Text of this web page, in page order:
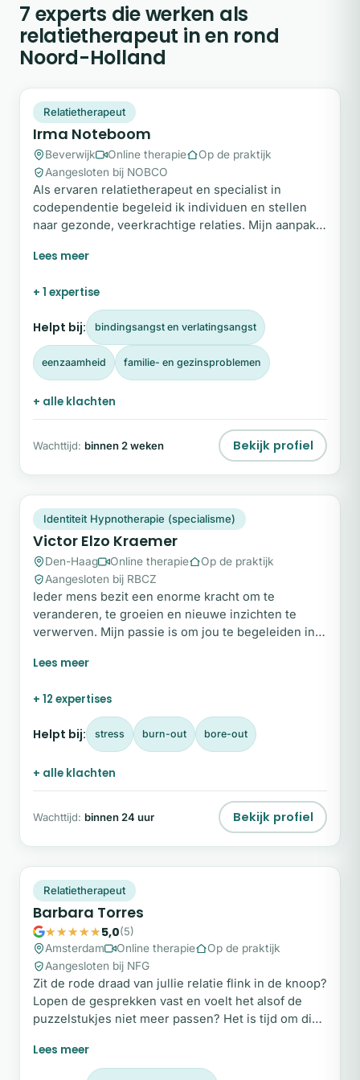
7 experts die werken als
relatietherapeut in en rond
Noord-Holland
Plek beschikbaar
Relatietherapeut
Irma Noteboom
Beverwijk Online therapie
Op de praktijk
Aangesloten bij NOBCO
Als ervaren relatietherapeut en specialist in
codependentie begeleid ik individuen en stellen
naar gezonde, veerkrachtige relaties. Mijn aanpak
is welkom en niets is vreemd. Met een stevige
opleidingen, praktijkervaring én eigen
levenslessen bied ik een veilige ruimte waarin
openheid en groei mogelijk zijn.
+ 1 expertise
Helpt bij: bindingsangst en verlatingsangst
eenzaamheid familie- en gezinsproblemen
+ alle klachten
Wachttijd: binnen 2 weken Bekijk profiel
VE
Snel beschikbaar
Identiteit Hypnotherapie (specialisme)
Victor Elzo Kraemer
Den-Haag Online therapie
Op de praktijk
Aangesloten bij RBCZ
Ieder mens bezit een enorme kracht om te
veranderen, te groeien en nieuwe inzichten te
verwerven. Mijn passie is om jou te begeleiden in
geven aan jouw leven en stappen durft te zetten
ik je kan helpen? Vul dan het contactformulier op
deze pagina in, en ik neem snel contact met je op!
Persoonlijk Mijn naam is Victor.
+ 12 expertises
Helpt bij: stress burn-out bore-out
+ alle klachten
Wachttijd: binnen 24 uur Bekijk profiel
Plek beschikbaar
Relatietherapeut
Barbara Torres
5,0(5)
Amsterdam
Online therapie
Op de praktijk
Aangesloten bij NFG
Zit de rode draad van jullie relatie flink in de knoop?
Lopen de gesprekken vast en voelt het alsof de
puzzelstukjes niet meer passen? Het is tijd om die
humor en zonder oordeel. Ik ben Barbara,
psychosociaal therapeut, gespecialiseerd in ACT